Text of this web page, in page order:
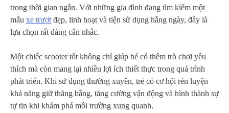
trong thời gian ngắn. Với những gia đình đang tìm kiếm một
mẫu xe trượt đẹp, linh hoạt và tiện sử dụng hằng ngày, đây là
lựa chọn rất đáng cân nhắc.
Một chiếc scooter tốt không chỉ giúp bé có thêm trò chơi yêu
thích mà còn mang lại nhiều lợi ích thiết thực trong quá trình
phát triển. Khi sử dụng thường xuyên, trẻ có cơ hội rèn luyện
khả năng giữ thăng bằng, tăng cường vận động và hình thành sự
tự tin khi khám phá môi trường xung quanh.